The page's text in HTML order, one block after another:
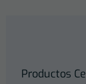
Productos